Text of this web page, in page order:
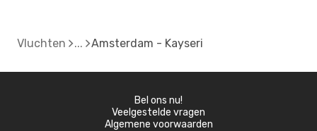
Vluchten Amsterdam - Kayseri
Bel ons nu!
Veelgestelde vragen
Algemene voorwaarden